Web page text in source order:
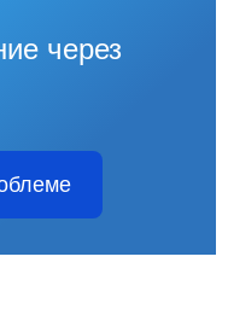
через